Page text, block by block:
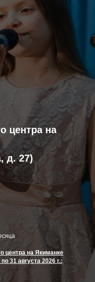
центра на
д. 27)
центра на Якиманке
31 августа 2026 г.: